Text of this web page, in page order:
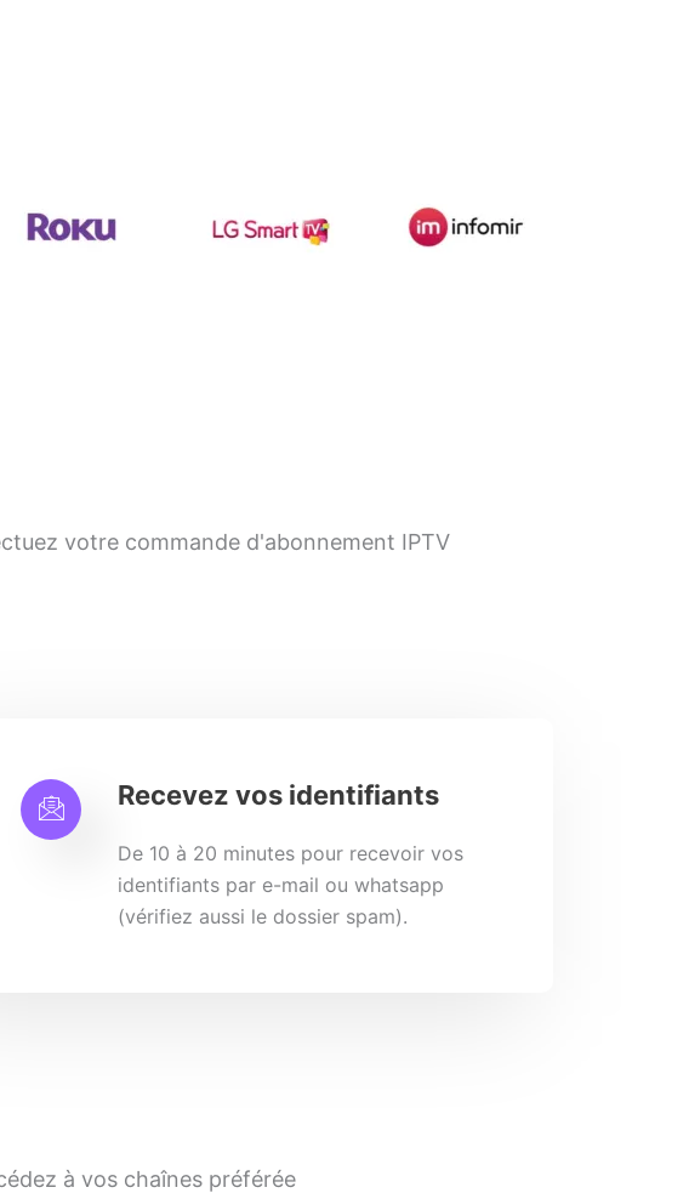
votre commande d'abonnement IPTV
Recevez vos identifiants
De 10 à 20 minutes pour recevoir vos
identifiants par e-mail ou whatsapp
(vérifiez aussi le dossier spam).
à vos chaînes préférée